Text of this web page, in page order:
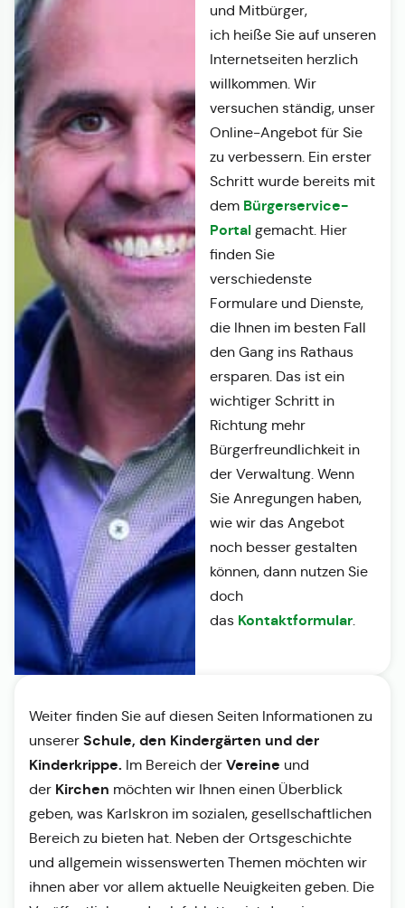
und Mitbürger,
ich heiße Sie auf unseren
Internetseiten herzlich
willkommen. Wir
versuchen ständig, unser
Online-Angebot für Sie
zu verbessern. Ein erster
Schritt wurde bereits mit
dem Bürgerservice-
Portalgemacht. Hier
finden Sie
verschiedenste
Formulare und Dienste,
die Ihnen im besten Fall
den Gang ins Rathaus
ersparen. Das ist ein
wichtiger Schritt in
Richtung mehr
Bürgerfreundlichkeit in
der Verwaltung. Wenn
Sie Anregungen haben,
wie wir das Angebot
noch besser gestalten
können, dann nutzen Sie
doch
das Kontaktformular.
Weiter finden Sie auf diesen Seiten Informationen zu
unserer Schule, den Kindergärten und der
Kinderkrippe. Im Bereich der Vereine und
der Kirchen möchten wir Ihnen einen Überblick
geben, was Karlskron im sozialen, gesellschaftlichen
Bereich zu bieten hat. Neben der Ortsgeschichte
und allgemein wissenswerten Themen möchten wir
ihnen aber vor allem aktuelle Neuigkeiten geben. Die